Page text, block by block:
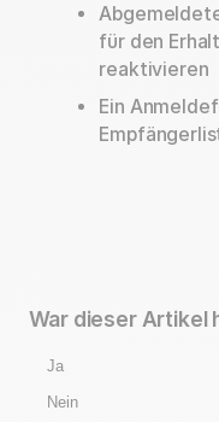
für den
reaktivieren
Ein
War dieser Artikel
Ja
Nein